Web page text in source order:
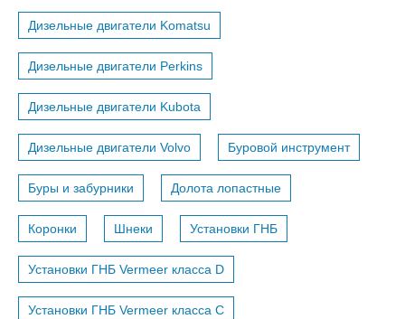
Дизельные двигатели Komatsu
Дизельные двигатели Perkins
Дизельные двигатели Kubota
Дизельные двигатели Volvo Буровой инструмент
Буры и забурники Долота лопастные
Коронки Шнеки Установки ГНБ
Установки ГНБ Vermeer класса D
Установки ГНБ Vermeer класса С